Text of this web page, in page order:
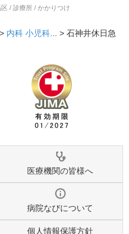
/ 診療所 / かかりつけ
> 内科 小児科 ... > 石神井休日急
医療機関の皆様へ
病院なびについて
個人情報保護方針